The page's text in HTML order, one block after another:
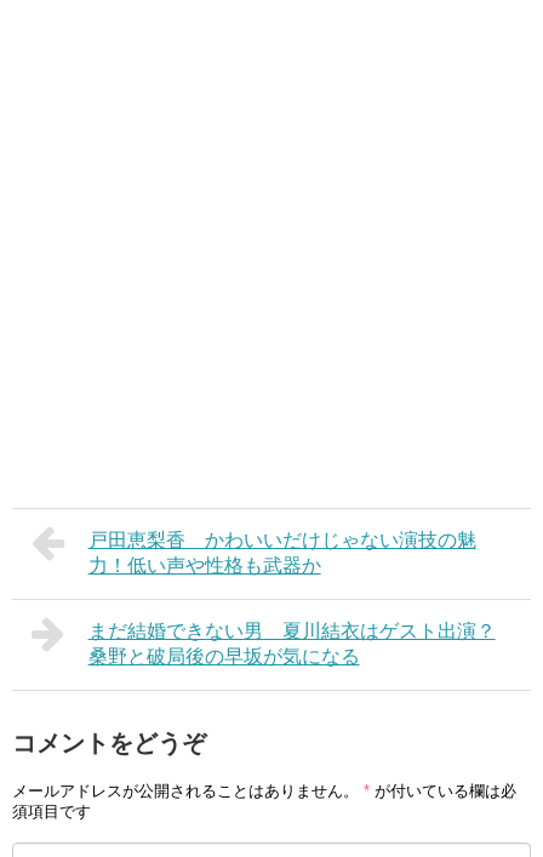
戸田恵梨香 かわいいだけじゃない演技の魅
力！低い声や性格も武器か
まだ結婚できない男 夏川結衣はゲスト出演？
桑野と破局後の早坂が気になる
コメントをどうぞ
メールアドレスが公開されることはありません。 * が付いている欄は必
須項目です